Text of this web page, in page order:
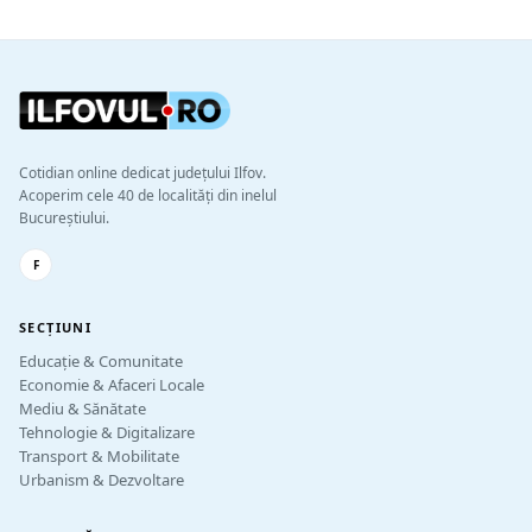
Cotidian online dedicat județului Ilfov.
Acoperim cele 40 de localități din inelul
Bucureștiului.
F
SECȚIUNI
Educație & Comunitate
Economie & Afaceri Locale
Mediu & Sănătate
Tehnologie & Digitalizare
Transport & Mobilitate
Urbanism & Dezvoltare